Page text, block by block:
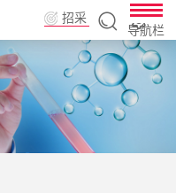
招采
导航栏